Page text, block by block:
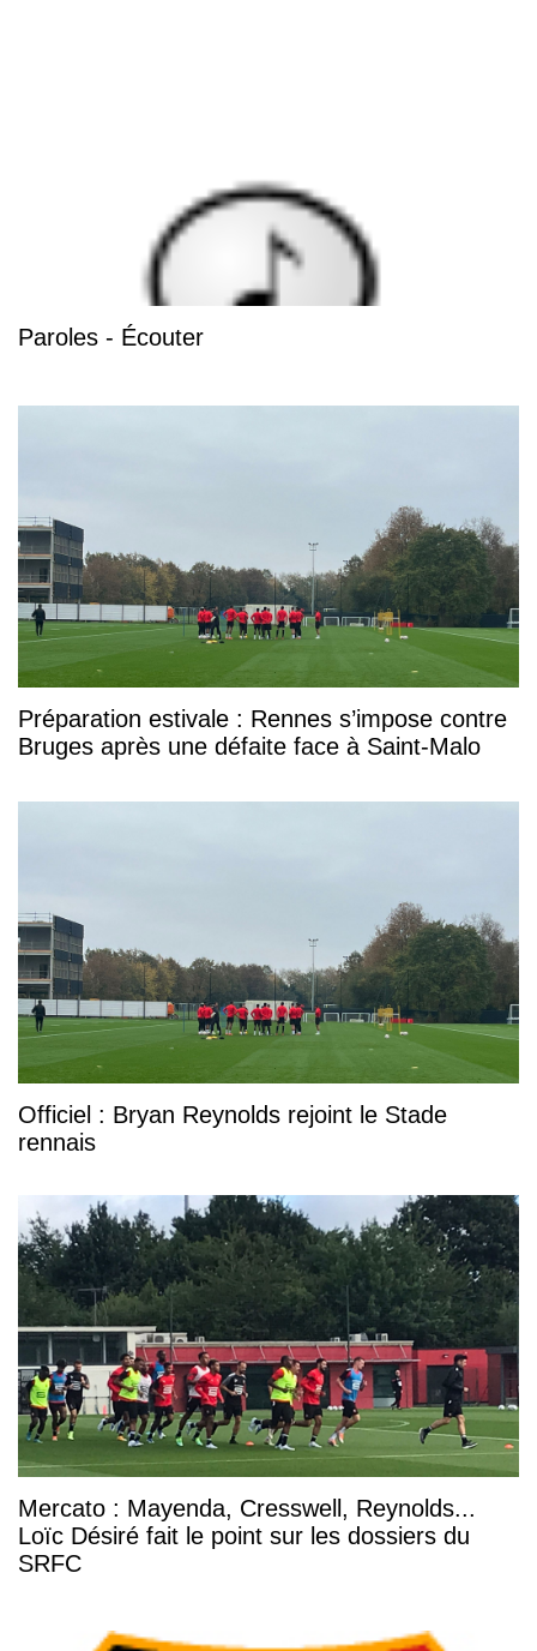
Paroles - Écouter
Préparation estivale : Rennes s’impose contre
Bruges après une défaite face à Saint-Malo
Officiel : Bryan Reynolds rejoint le Stade
rennais
Mercato : Mayenda, Cresswell, Reynolds...
Loïc Désiré fait le point sur les dossiers du
SRFC